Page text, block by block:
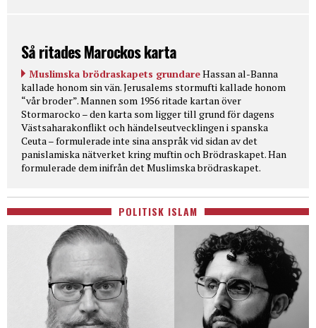
Så ritades Marockos karta
Muslimska brödraskapets grundareHassan al-Banna
kallade honom sin vän. Jerusalems stormufti kallade honom
“vår broder”. Mannen som 1956 ritade kartan över
Stormarocko – den karta som ligger till grund för dagens
Västsaharakonflikt och händelseutvecklingen i spanska
Ceuta – formulerade inte sina anspråk vid sidan av det
panislamiska nätverket kring muftin och Brödraskapet. Han
formulerade dem inifrån det Muslimska brödraskapet.
POLITISK ISLAM